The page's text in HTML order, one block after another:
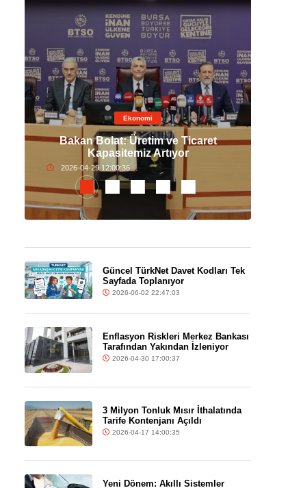
Ekonomi
Bakan Bolat: Üretim ve Ticaret
Kapasitemiz Artıyor
2026-04-29 12:00:36
Güncel TürkNet Davet Kodları Tek
Sayfada Toplanıyor
2026-06-02 22:47:03
Enflasyon Riskleri Merkez Bankası
Tarafından Yakından İzleniyor
2026-04-30 17:00:37
3 Milyon Tonluk Mısır İthalatında
Tarife Kontenjanı Açıldı
2026-04-17 14:00:35
Yeni Dönem: Akıllı Sistemler